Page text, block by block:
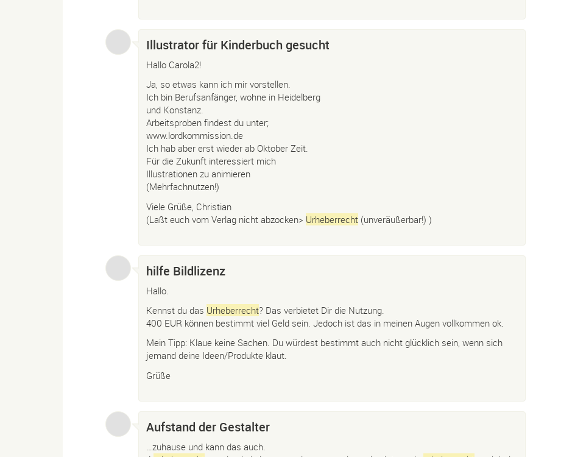
Illustrator für Kinderbuch gesucht
Hallo Carola2!
Ja, so etwas kann ich mir vorstellen.
Ich bin Berufsanfänger, wohne in Heidelberg
und Konstanz.
Arbeitsproben findest du unter;
www.lordkommission.de
Ich hab aber erst wieder ab Oktober Zeit.
Für die Zukunft interessiert mich
Illustrationen zu animieren
(Mehrfachnutzen!)
Viele Grüße, Christian
(Laßt euch vom Verlag nicht abzocken> Urheberrecht (unveräußerbar!) )
hilfe Bildlizenz
Hallo.
Kennst du das Urheberrecht? Das verbietet Dir die Nutzung.
400 EUR können bestimmt viel Geld sein. Jedoch ist das in meinen Augen vollkommen ok.
Mein Tipp: Klaue keine Sachen. Du würdest bestimmt auch nicht glücklich sein, wenn sich
jemand deine Ideen/Produkte klaut.
Grüße
Aufstand der Gestalter
…zuhause und kann das auch.